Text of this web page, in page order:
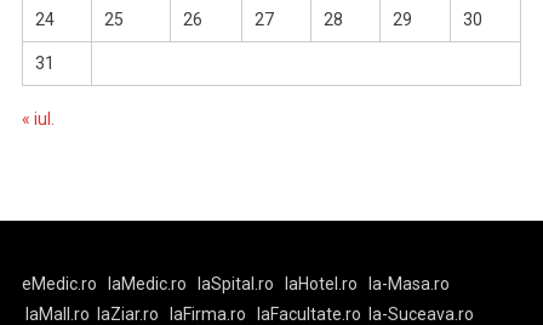
24 25 26 27 28 29 30
31
« iul.
eMedic.ro laMedic.ro laSpital.ro laHotel.ro
la-Masa.ro
laMall.ro
laZiar.ro laFirma.ro laFacultate.ro
la-Suceava.ro